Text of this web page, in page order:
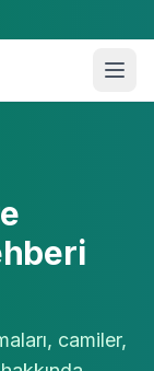
camiler,